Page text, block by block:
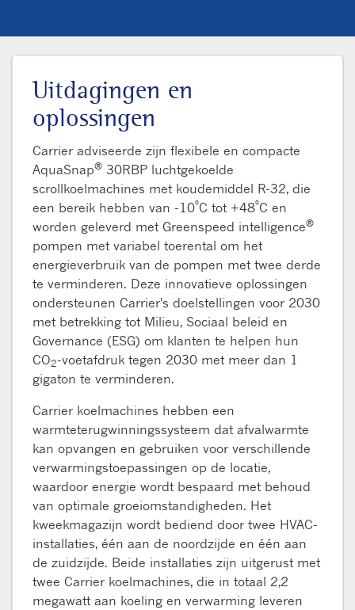
Uitdagingen en
oplossingen
Carrier adviseerde zijn flexibele en compacte
AquaSnap®30RBP luchtgekoelde
scrollkoelmachines met koudemiddel R-32, die
een bereik hebben van -10ºC tot +48ºC en
worden geleverd met Greenspeed intelligence®
pompen met variabel toerental om het
energieverbruik van de pompen met twee derde
te verminderen. Deze innovatieve oplossingen
ondersteunen Carrier's doelstellingen voor 2030
met betrekking tot Milieu, Sociaal beleid en
Governance (ESG) om klanten te helpen hun
CO2-voetafdruk tegen 2030 met meer dan 1
gigaton te verminderen.
Carrier koelmachines hebben een
warmteterugwinningssysteem dat afvalwarmte
kan opvangen en gebruiken voor verschillende
verwarmingstoepassingen op de locatie,
waardoor energie wordt bespaard met behoud
van optimale groeiomstandigheden. Het
kweekmagazijn wordt bediend door twee HVAC-
installaties, één aan de noordzijde en één aan
de zuidzijde. Beide installaties zijn uitgerust met
twee Carrier koelmachines, die in totaal 2,2
megawatt aan koeling en verwarming leveren